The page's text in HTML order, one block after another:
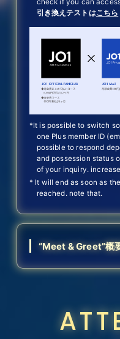
引き換えテストはこちら
*It is possible to switch
one Plus member ID
possible to respond
and possession status
of your inquiry.
* It will end as soon as
reached. note that.
“Meet & Greet”概